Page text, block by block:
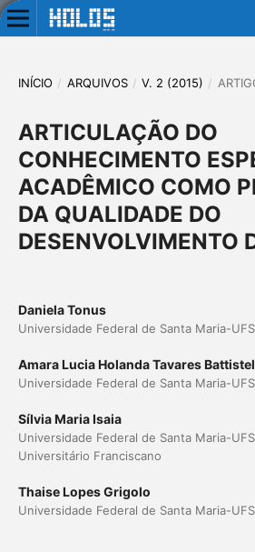
INÍCIO / ARQUIVOS / V. 2 (2015) /
ARTICULAÇÃO DO
CONHECIMENTO
ACADÊMICO COMO
DA QUALIDADE DO
DESENVOLVIMENTO
Daniela Tonus
Universidade Federal de Santa Maria-
Amara Lucia Holanda Tavares Battistel
Universidade Federal de Santa Maria-
Sílvia Maria Isaia
Universidade Federal de Santa Maria-
Universitário Franciscano
Thaise Lopes Grigolo
Universidade Federal de Santa Maria-